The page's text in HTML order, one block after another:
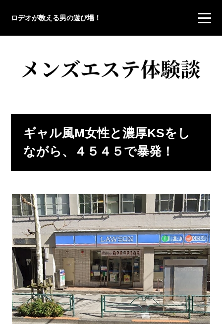
ロデオが教える男の遊び場！
ギャル風M女性と濃厚KSをし
ながら、４５４５で暴発！